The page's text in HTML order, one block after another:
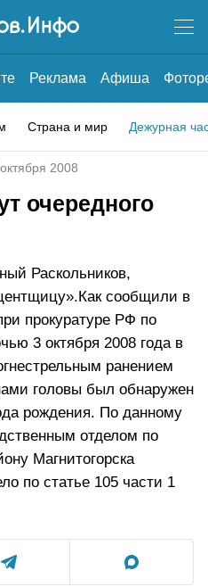
Реклама Афиша
Страна и мир Дежурная
2008
очередного
Раскольников,
сообщили в
прокуратуре РФ по
3 октября 2008 года в
ранением
головы был обнаружен
рождения. По данному
отделом по
Магнитогорска
по статье 105 части 1